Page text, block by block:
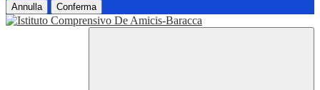
Annulla Conferma